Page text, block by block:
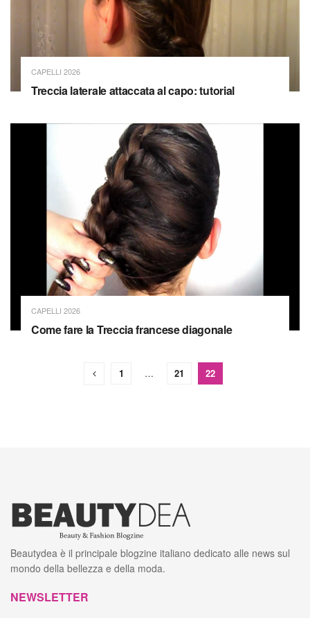
CAPELLI 2026
Treccia laterale attaccata al capo: tutorial
CAPELLI 2026
Come fare la Treccia francese diagonale
1 … 21 22
Beautydea è il principale blogzine italiano dedicato alle news sul
mondo della bellezza e della moda.
NEWSLETTER